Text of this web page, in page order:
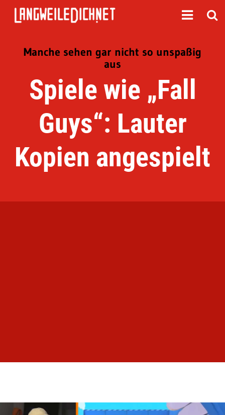
Manche sehen gar nicht so unspaßig
aus
Spiele wie „Fall
Guys“: Lauter
Kopien angespielt